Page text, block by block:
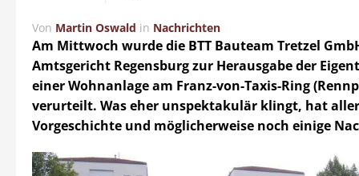
Von Martin Oswald in Nachrichten
Am Mittwoch wurde die BTT Bauteam Tretzel
Amtsgericht Regensburg zur Herausgabe der
einer Wohnanlage am Franz-von-Taxis-Ring
verurteilt. Was eher unspektakulär klingt, hat
Vorgeschichte und möglicherweise noch einige